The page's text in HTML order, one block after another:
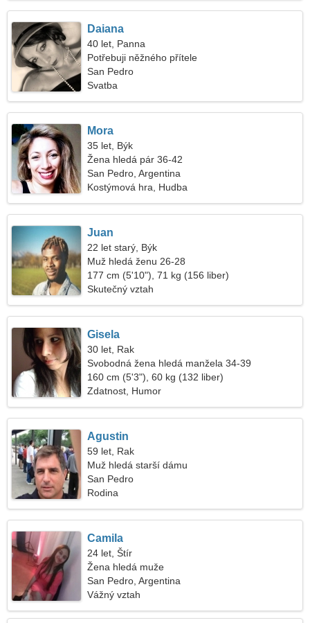
Daiana
40 let, Panna
Potřebuji něžného přítele
San Pedro
Svatba
Mora
35 let, Býk
Žena hledá pár 36-42
San Pedro, Argentina
Kostýmová hra, Hudba
Juan
22 let starý, Býk
Muž hledá ženu 26-28
177 cm (5'10"), 71 kg (156 liber)
Skutečný vztah
Gisela
30 let, Rak
Svobodná žena hledá manžela 34-39
160 cm (5'3"), 60 kg (132 liber)
Zdatnost, Humor
Agustin
59 let, Rak
Muž hledá starší dámu
San Pedro
Rodina
Camila
24 let, Štír
Žena hledá muže
San Pedro, Argentina
Vážný vztah